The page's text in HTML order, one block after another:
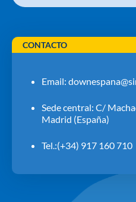
CONTACTO
Email:
Sede central: C/
Madrid (España)
Tel.:(+34) 917 160 710